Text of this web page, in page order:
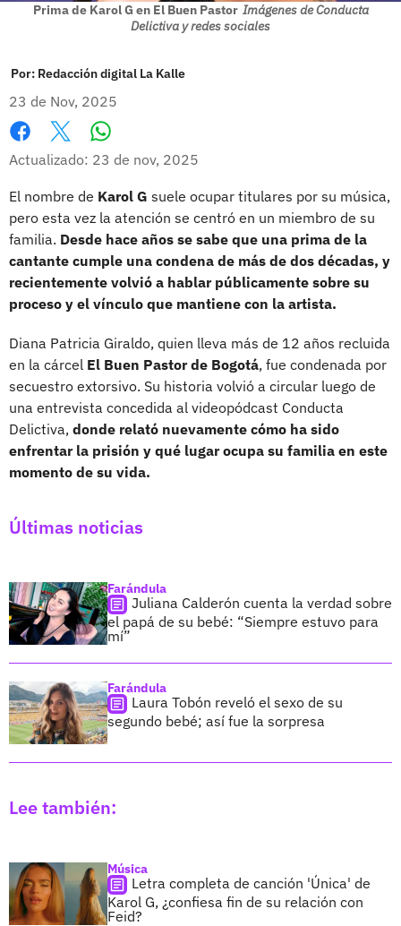
Prima de Karol G en El Buen Pastor Imágenes de Conducta
Delictiva y redes sociales
Por: Redacción digital La Kalle
23 de Nov, 2025
Facebook
X
Actualizado: 23 de nov, 2025
El nombre de Karol G suele ocupar titulares por su música,
pero esta vez la atención se centró en un miembro de su
familia. Desde hace años se sabe que una prima de la
cantante cumple una condena de más de dos décadas, y
recientemente volvió a hablar públicamente sobre su
proceso y el vínculo que mantiene con la artista.
Diana Patricia Giraldo, quien lleva más de 12 años recluida
en la cárcel El Buen Pastor de Bogotá, fue condenada por
secuestro extorsivo. Su historia volvió a circular luego de
una entrevista concedida al videopódcast Conducta
Delictiva, donde relató nuevamente cómo ha sido
enfrentar la prisión y qué lugar ocupa su familia en este
momento de su vida.
Últimas noticias
Farándula
Juliana Calderón cuenta la verdad sobre
el papá de su bebé: “Siempre estuvo para
mí”
Farándula
Laura Tobón reveló el sexo de su
segundo bebé; así fue la sorpresa
Lee también:
Música
Letra completa de canción 'Única' de
Karol G, ¿confiesa fin de su relación con
Feid?